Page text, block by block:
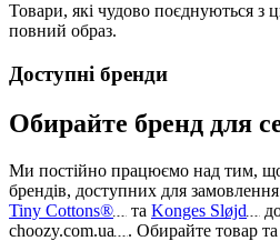
Товари, які чудово поєднуються з
повний образ.
Доступні бренди
Обирайте бренд для
Ми постійно працюємо над тим,
брендів, доступних для
Tiny Cottons®
та Konges Sløjd
choozy.com.ua
. Обирайте товар